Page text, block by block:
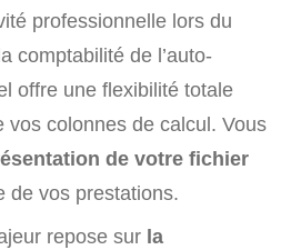
professionnelle lors du
comptabilité de l’auto-
offre une flexibilité totale
vos colonnes de calcul. Vous
de votre fichier
de vos prestations.
repose sur la